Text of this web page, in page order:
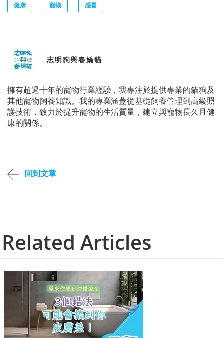
健康 寵物 感冒
志明狗與春嬌貓
擁有超過十年的寵物行業經驗，我專注於提供專業的貓狗及
其他寵物飼養知識。我的專業涵蓋從基礎飼養管理到高級照
護技術，致力於提升寵物的生活質量，建立與寵物長久且健
康的關係。
回到文章
Related Articles